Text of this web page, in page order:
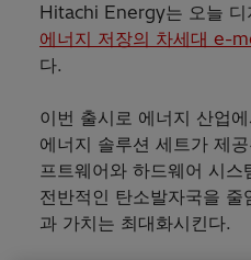
Hitachi Energy는 오늘 디
에너지 저장의 차세대 e-
다.
이번 출시로 에너지 산업
에너지 솔루션 세트가 제
프트웨어와 하드웨어 시
전반적인 탄소발자국을
과 가치는 최대화시킨다.